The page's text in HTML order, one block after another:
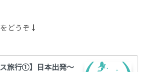
どうぞ↓
ス旅行①】日本出発～